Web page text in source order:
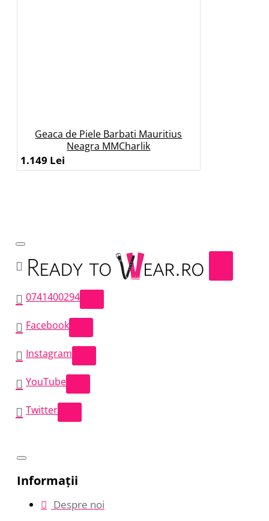
Geaca de Piele Barbati Mauritius
Neagra MMCharlik
1.149 Lei
0741400294
Facebook
Instagram
YouTube
Twitter
Informații
Despre noi